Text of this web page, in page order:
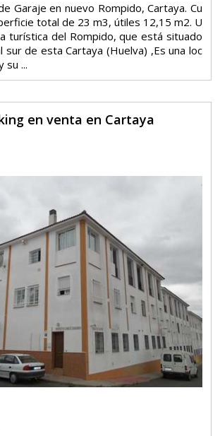
Garaje en nuevo Rompido, Cartaya. Cu
total de 23 m3, útiles 12,15 m2. U
turística del Rompido, que está situado
sur de esta Cartaya (Huelva) ,Es una loc
su ...
en venta en Cartaya